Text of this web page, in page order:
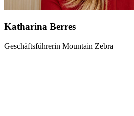
Katharina Berres
Geschäftsführerin Mountain Zebra